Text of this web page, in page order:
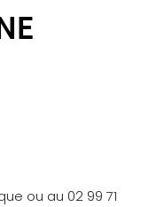
ou au 02 99 71